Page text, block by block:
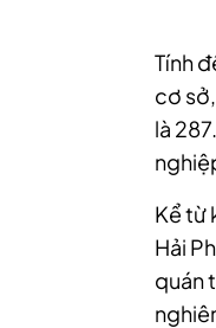
Tính
cơ
là
Kể từ
Hải
quán